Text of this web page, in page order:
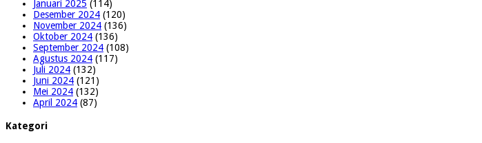
Januari 2025 (114)
Desember 2024 (120)
November 2024 (136)
Oktober 2024 (136)
September 2024 (108)
Agustus 2024 (117)
Juli 2024 (132)
Juni 2024 (121)
Mei 2024 (132)
April 2024 (87)
Kategori